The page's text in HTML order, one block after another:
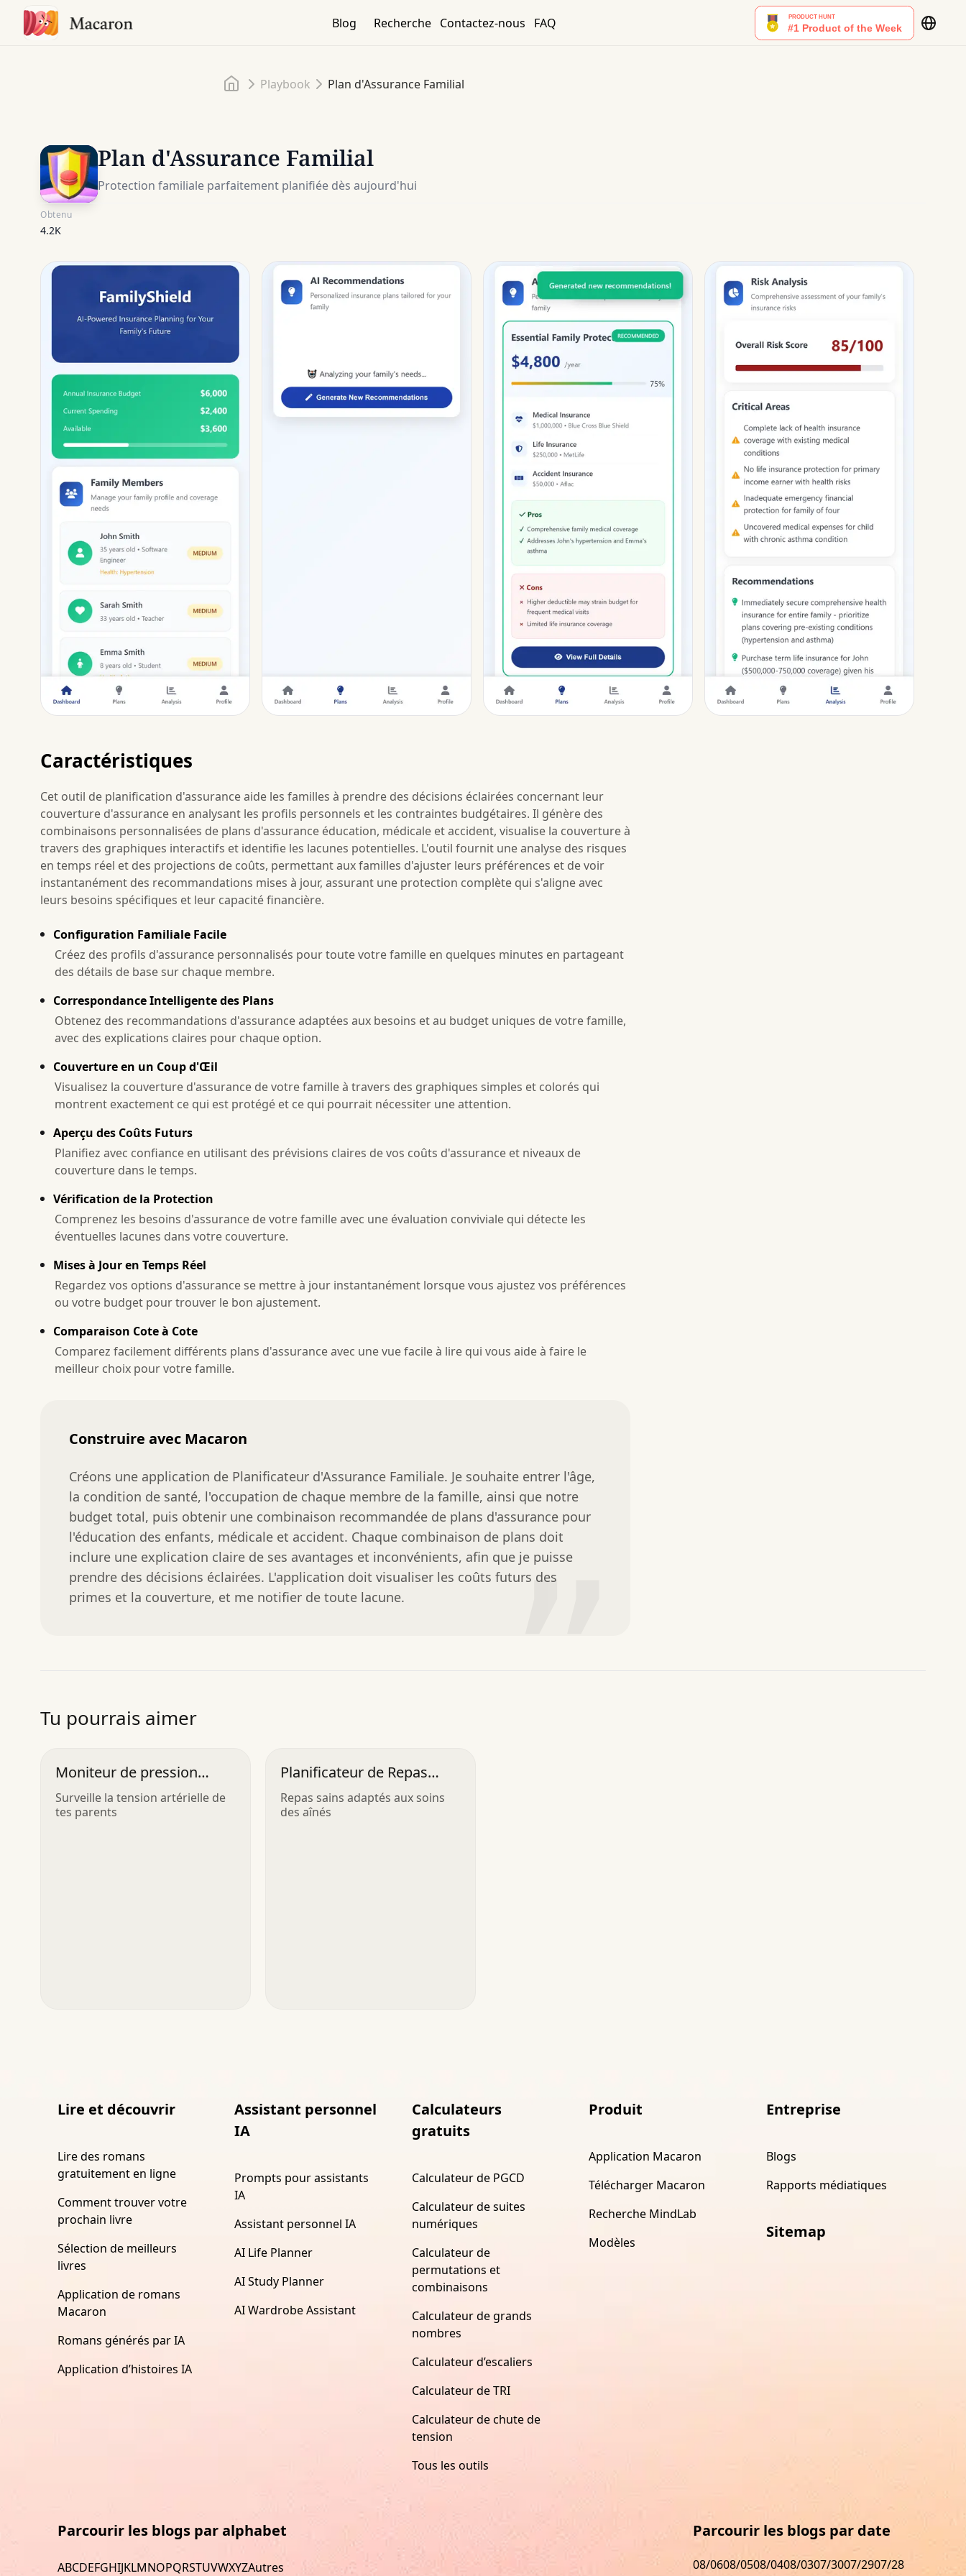
Blog Recherche Contactez-nous FAQ
Accueil
Playbook Plan d'Assurance Familial
Plan d'Assurance Familial
Protection familiale parfaitement planifiée dès aujourd'hui
Obtenu
4.2K
Caractéristiques
Cet outil de planification d'assurance aide les familles à prendre des décisions éclairées concernant leur
couverture d'assurance en analysant les profils personnels et les contraintes budgétaires. Il génère des
combinaisons personnalisées de plans d'assurance éducation, médicale et accident, visualise la couverture à
travers des graphiques interactifs et identifie les lacunes potentielles. L'outil fournit une analyse des risques
en temps réel et des projections de coûts, permettant aux familles d'ajuster leurs préférences et de voir
instantanément des recommandations mises à jour, assurant une protection complète qui s'aligne avec
leurs besoins spécifiques et leur capacité financière.
Configuration Familiale Facile
Créez des profils d'assurance personnalisés pour toute votre famille en quelques minutes en partageant
des détails de base sur chaque membre.
Correspondance Intelligente des Plans
Obtenez des recommandations d'assurance adaptées aux besoins et au budget uniques de votre famille,
avec des explications claires pour chaque option.
Couverture en un Coup d'Œil
Visualisez la couverture d'assurance de votre famille à travers des graphiques simples et colorés qui
montrent exactement ce qui est protégé et ce qui pourrait nécessiter une attention.
Aperçu des Coûts Futurs
Planifiez avec confiance en utilisant des prévisions claires de vos coûts d'assurance et niveaux de
couverture dans le temps.
Vérification de la Protection
Comprenez les besoins d'assurance de votre famille avec une évaluation conviviale qui détecte les
éventuelles lacunes dans votre couverture.
Mises à Jour en Temps Réel
Regardez vos options d'assurance se mettre à jour instantanément lorsque vous ajustez vos préférences
ou votre budget pour trouver le bon ajustement.
Comparaison Cote à Cote
Comparez facilement différents plans d'assurance avec une vue facile à lire qui vous aide à faire le
meilleur choix pour votre famille.
Construire avec Macaron
Créons une application de Planificateur d'Assurance Familiale. Je souhaite entrer l'âge,
la condition de santé, l'occupation de chaque membre de la famille, ainsi que notre
budget total, puis obtenir une combinaison recommandée de plans d'assurance pour
l'éducation des enfants, médicale et accident. Chaque combinaison de plans doit
inclure une explication claire de ses avantages et inconvénients, afin que je puisse
prendre des décisions éclairées. L'application doit visualiser les coûts futurs des
primes et la couverture, et me notifier de toute lacune.
”
Tu pourrais aimer
Moniteur de pression
artérielle pour parents
Surveille la tension artérielle de
tes parents
Planificateur de Repas
pour Séniors
Repas sains adaptés aux soins
des aînés
Lire et découvrir
Lire des romans
gratuitement en ligne
Comment trouver votre
prochain livre
Sélection de meilleurs
livres
Application de romans
Macaron
Romans générés par IA
Application d’histoires IA
Assistant personnel
IA
Prompts pour assistants
IA
Assistant personnel IA
AI Life Planner
AI Study Planner
AI Wardrobe Assistant
Calculateurs
gratuits
Calculateur de PGCD
Calculateur de suites
numériques
Calculateur de
permutations et
combinaisons
Calculateur de grands
nombres
Calculateur d’escaliers
Calculateur de TRI
Calculateur de chute de
tension
Tous les outils
Produit
Application Macaron
Télécharger Macaron
Recherche MindLab
Modèles
Entreprise
Blogs
Rapports médiatiques
Sitemap
Parcourir les blogs par alphabet
ABCDEFGHIJKLMNOPQRSTUVWXYZAutres
Parcourir les blogs par date
08/0608/0508/0408/0307/3007/2907/28